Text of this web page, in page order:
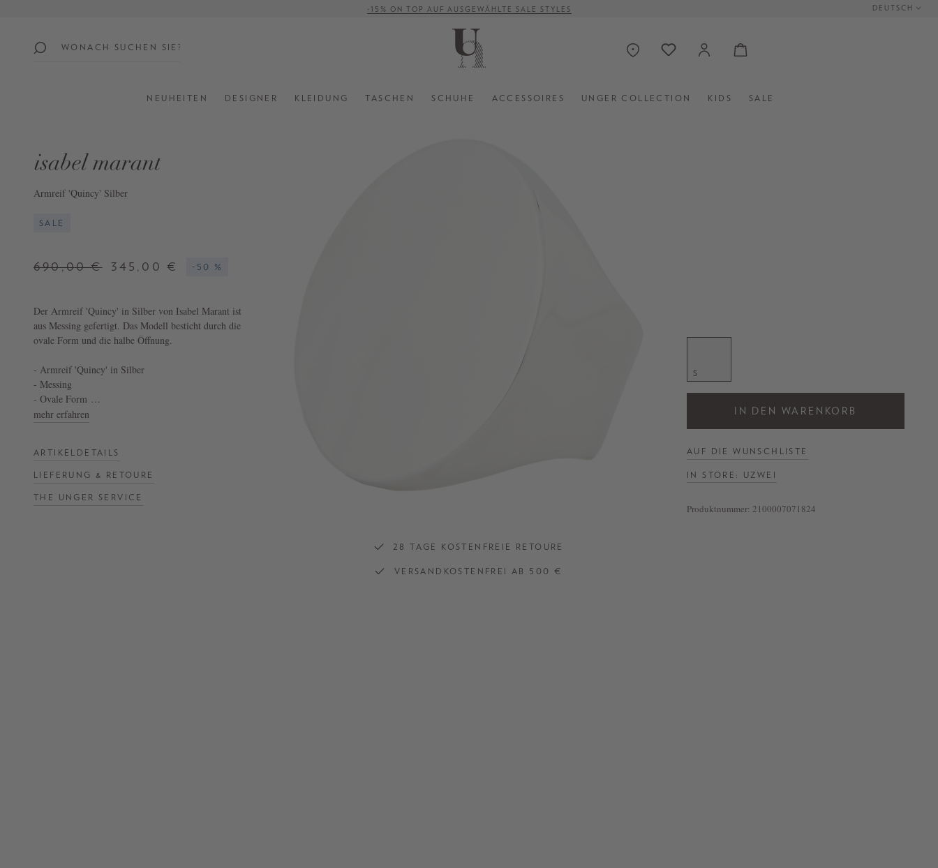
-15% ON TOP AUF AUSGEWÄHLTE SALE STYLES DEUTSCH
UP
TO
60%
NEW
STYLES
NOW
UNGER
COLLECTION
F/W
NEUHEITEN DESIGNER KLEIDUNG TASCHEN SCHUHE ACCESSOIRES UNGER COLLECTION KIDS SALE
Armreif 'Quincy' Silber
SALE
690,00 € 345,00 € -50 %
Der Armreif 'Quincy' in Silber von Isabel Marant ist
aus Messing gefertigt. Das Modell besticht durch die
ovale Form und die halbe Öffnung.
- Armreif 'Quincy' in Silber
- Messing
- Ovale Form
- „Isabel Marant“-Gravur
mehr erfahren
ARTIKELDETAILS
LIEFERUNG & RETOURE
THE UNGER SERVICE
28 TAGE KOSTENFREIE RETOURE
VERSANDKOSTENFREI AB 500 €
S
IN DEN WARENKORB
AUF DIE WUNSCHLISTE
IN STORE: UZWEI
Produktnummer: 2100007071824